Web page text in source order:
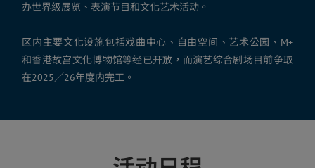
办世界级展览、表演节目和文化艺术活动。
区内主要文化设施包括戏曲中心、自由空间、艺术公园、M+
和香港故宫文化博物馆等经已开放，而演艺综合剧场目前争取
在2025／26年度内完工。